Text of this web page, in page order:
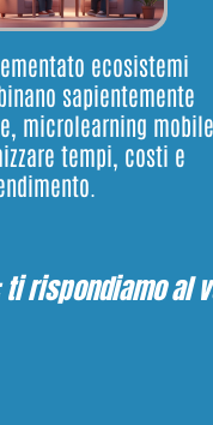
ecosistemi
sapientemente
microlearning
tempi, costi e
rispondiamo al